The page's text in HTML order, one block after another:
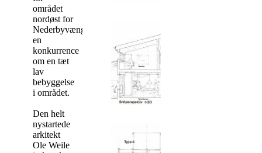
området
nordøst for
Nederbyvænget,
en
konkurrence
om en tæt
lav
bebyggelse
i området.
Den helt
nystartede
arkitekt
Ole Weile